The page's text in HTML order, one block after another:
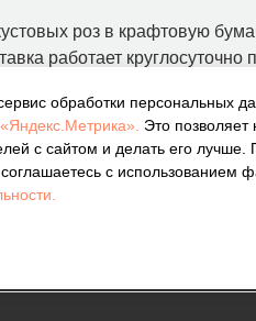
роз в крафтовую
работает
ежедневно с 8:00 до
приезжает вовремя и в
и доставке можно узнать
обработки персональных
«Яндекс.Метрика». Это позволяет
с сайтом и делать его лучше.
с использованием